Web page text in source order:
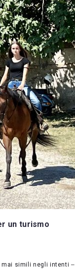
un turismo
mai simili negli intenti ‒